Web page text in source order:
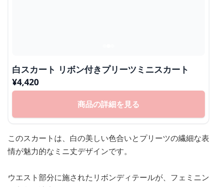
白スカート リボン付きプリーツミニスカート
¥4,420
商品の詳細を見る
このスカートは、白の美しい色合いとプリーツの繊細な表
情が魅力的なミニ丈デザインです。
ウエスト部分に施されたリボンディテールが、フェミニン